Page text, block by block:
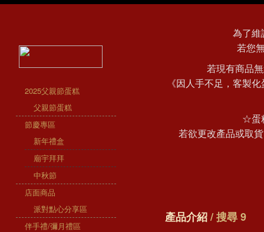
2025父親節蛋糕
父親節蛋糕
節慶專區
新年禮盒
廟宇拜拜
中秋節
店面商品
派對點心分享區
伴手禮/彌月禮區
為了維
若您
若現有商品
《因人手不足，客製
☆蛋
若欲更改產品或取
產品介紹/ 搜尋 9